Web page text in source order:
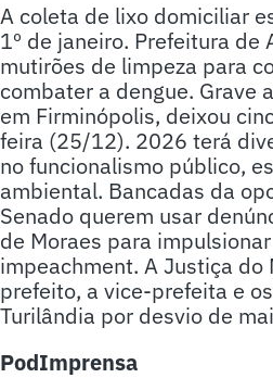
A coleta de lixo domiciliar
1º de janeiro. Prefeitura de
mutirões de limpeza para
combater a dengue. Grave
em Firminópolis, deixou
feira (25/12). 2026 terá
no funcionalismo público,
ambiental. Bancadas da
Senado querem usar
de Moraes para
impeachment. A Justiça do
prefeito, a vice-prefeita e
Turilândia por desvio de
PodImprensa